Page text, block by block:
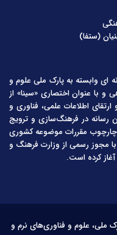
(ستفا)
ای وابسته به پارک ملی علوم و
و با عنوان اختصاری «سینا» از
و ارتقای اطلاعات علمی، فناوری و
رسانه در فرهنگ‌سازی و ترویج
چارچوب مقررات موضوعه کشوری
مجوز رسمی از وزارت فرهنگ و
ملی، علوم و فناوری‌های نرم و